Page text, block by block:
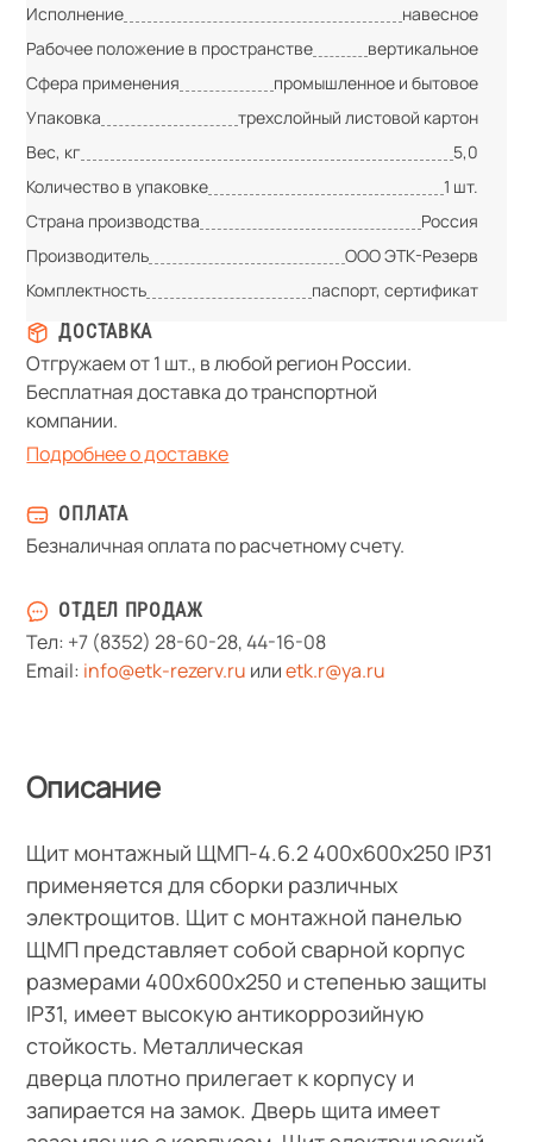
Исполнение
навесное
Рабочее положение в пространстве
вертикальное
Сфера применения
промышленное и бытовое
Упаковка
трехслойный листовой картон
Вес, кг
5,0
Количество в упаковке
1 шт.
Страна производства
Россия
Производитель
ООО ЭТК-Резерв
Комплектность
паспорт, сертификат
ДОСТАВКА
Отгружаем от 1 шт., в любой регион России.
Бесплатная доставка до транспортной
компании.
Подробнее о доставке
ОПЛАТА
Безналичная оплата по расчетному счету.
ОТДЕЛ ПРОДАЖ
Тел: +7 (8352) 28-60-28,44-16-08
Email: info@etk-rezerv.ru илиetk.r@ya.ru
Описание
Щит монтажный ЩМП-4.6.2 400х600х250 IP31
применяется для сборки различных
электрощитов. Щит с монтажной панелью
ЩМП представляет собой сварной корпус
размерами 400х600х250 и степенью защиты
IP31, имеет высокую антикоррозийную
стойкость. Металлическая
дверца плотно прилегает к корпусу и
запирается на замок. Дверь щита имеет